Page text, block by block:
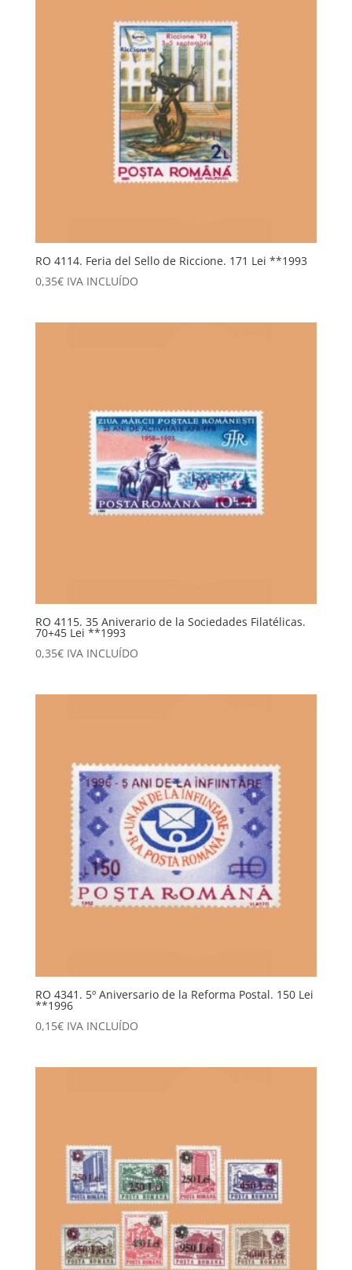
RO 4114. Feria del Sello de Riccione. 171 Lei **1993
0,35€ IVA INCLUÍDO
RO 4115. 35 Aniverario de la Sociedades Filatélicas.
70+45 Lei **1993
0,35€ IVA INCLUÍDO
RO 4341. 5º Aniversario de la Reforma Postal. 150 Lei
**1996
0,15€ IVA INCLUÍDO